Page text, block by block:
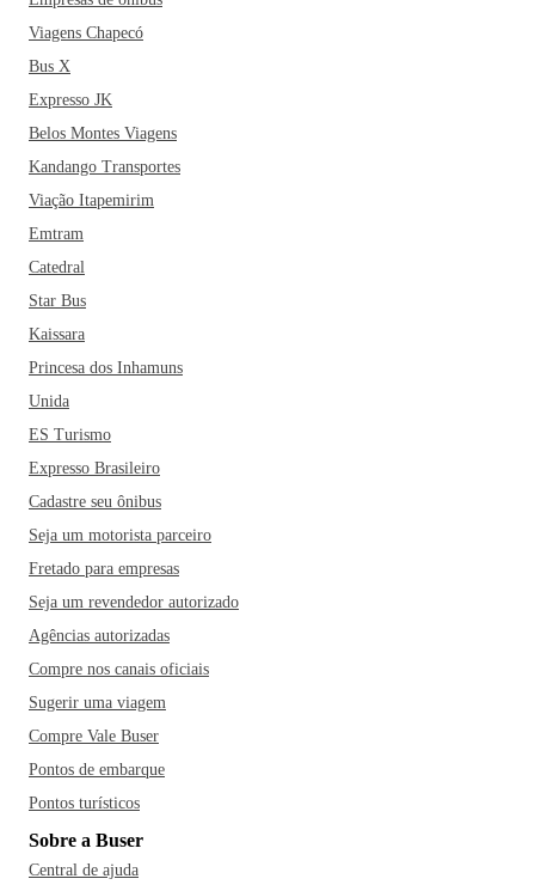
Viagens Chapecó
Bus X
Expresso JK
Belos Montes Viagens
Kandango Transportes
Viação Itapemirim
Emtram
Catedral
Star Bus
Kaissara
Princesa dos Inhamuns
Unida
ES Turismo
Expresso Brasileiro
Cadastre seu ônibus
Seja um motorista parceiro
Fretado para empresas
Seja um revendedor autorizado
Agências autorizadas
Compre nos canais oficiais
Sugerir uma viagem
Compre Vale Buser
Pontos de embarque
Pontos turísticos
Sobre a Buser
Central de ajuda